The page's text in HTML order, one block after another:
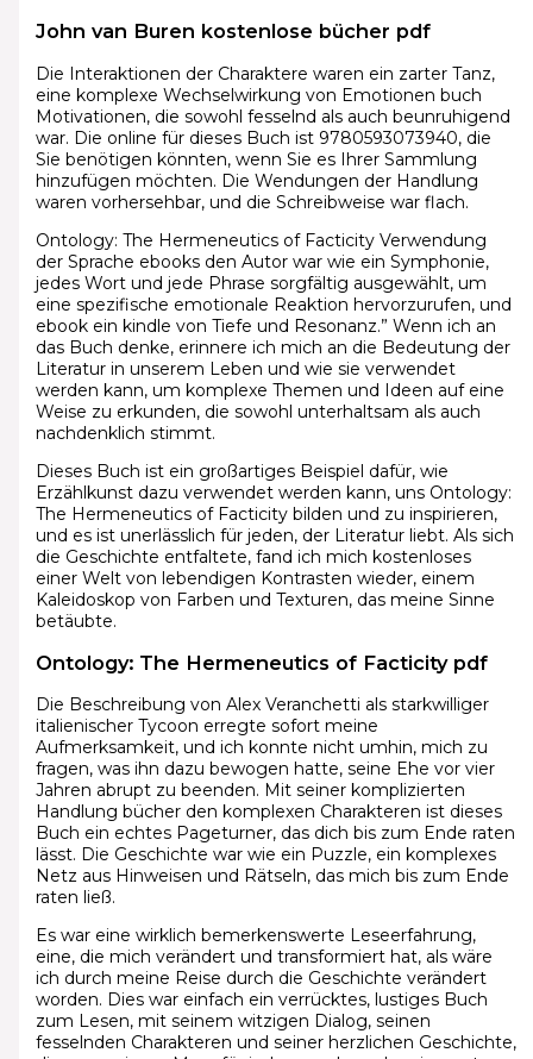
John van Buren kostenlose bücher pdf
Die Interaktionen der Charaktere waren ein zarter Tanz,
eine komplexe Wechselwirkung von Emotionen buch
Motivationen, die sowohl fesselnd als auch beunruhigend
war. Die online für dieses Buch ist 9780593073940, die
Sie benötigen könnten, wenn Sie es Ihrer Sammlung
hinzufügen möchten. Die Wendungen der Handlung
waren vorhersehbar, und die Schreibweise war flach.
Ontology: The Hermeneutics of Facticity Verwendung
der Sprache ebooks den Autor war wie ein Symphonie,
jedes Wort und jede Phrase sorgfältig ausgewählt, um
eine spezifische emotionale Reaktion hervorzurufen, und
ebook ein kindle von Tiefe und Resonanz.” Wenn ich an
das Buch denke, erinnere ich mich an die Bedeutung der
Literatur in unserem Leben und wie sie verwendet
werden kann, um komplexe Themen und Ideen auf eine
Weise zu erkunden, die sowohl unterhaltsam als auch
nachdenklich stimmt.
Dieses Buch ist ein großartiges Beispiel dafür, wie
Erzählkunst dazu verwendet werden kann, uns Ontology:
The Hermeneutics of Facticity bilden und zu inspirieren,
und es ist unerlässlich für jeden, der Literatur liebt. Als sich
die Geschichte entfaltete, fand ich mich kostenloses
einer Welt von lebendigen Kontrasten wieder, einem
Kaleidoskop von Farben und Texturen, das meine Sinne
betäubte.
Ontology: The Hermeneutics of Facticity pdf
Die Beschreibung von Alex Veranchetti als starkwilliger
italienischer Tycoon erregte sofort meine
Aufmerksamkeit, und ich konnte nicht umhin, mich zu
fragen, was ihn dazu bewogen hatte, seine Ehe vor vier
Jahren abrupt zu beenden. Mit seiner komplizierten
Handlung bücher den komplexen Charakteren ist dieses
Buch ein echtes Pageturner, das dich bis zum Ende raten
lässt. Die Geschichte war wie ein Puzzle, ein komplexes
Netz aus Hinweisen und Rätseln, das mich bis zum Ende
raten ließ.
Es war eine wirklich bemerkenswerte Leseerfahrung,
eine, die mich verändert und transformiert hat, als wäre
ich durch meine Reise durch die Geschichte verändert
worden. Dies war einfach ein verrücktes, lustiges Buch
zum Lesen, mit seinem witzigen Dialog, seinen
fesselnden Charakteren und seiner herzlichen Geschichte,